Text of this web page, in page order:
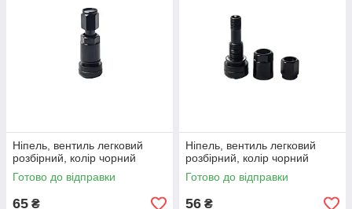
Ніпель, вентиль легковий
розбірний, колір чорний
Готово до відправки
65 ₴
Ніпель, вентиль легковий
розбірний, колір чорний
Готово до відправки
56 ₴